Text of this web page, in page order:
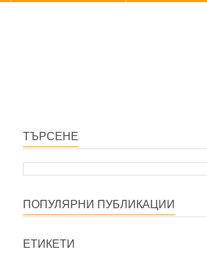
ТЪРСЕНЕ
ПОПУЛЯРНИ ПУБЛИКАЦИИ
ЕТИКЕТИ